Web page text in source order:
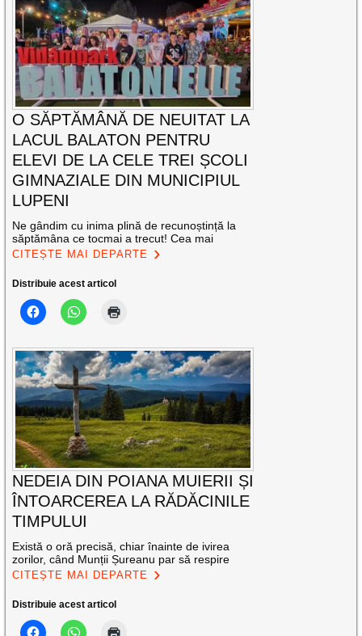
O SĂPTĂMÂNĂ DE NEUITAT LA
LACUL BALATON PENTRU
ELEVI DE LA CELE TREI ȘCOLI
GIMNAZIALE DIN MUNICIPIUL
LUPENI
Ne gândim cu inima plină de recunoștință la
săptămâna ce tocmai a trecut! Cea mai
CITEȘTE MAI DEPARTE
Distribuie acest articol
NEDEIA DIN POIANA MUIERII ȘI
ÎNTOARCEREA LA RĂDĂCINILE
TIMPULUI
Există o oră precisă, chiar înainte de ivirea
zorilor, când Munții Șureanu par să respire
CITEȘTE MAI DEPARTE
Distribuie acest articol